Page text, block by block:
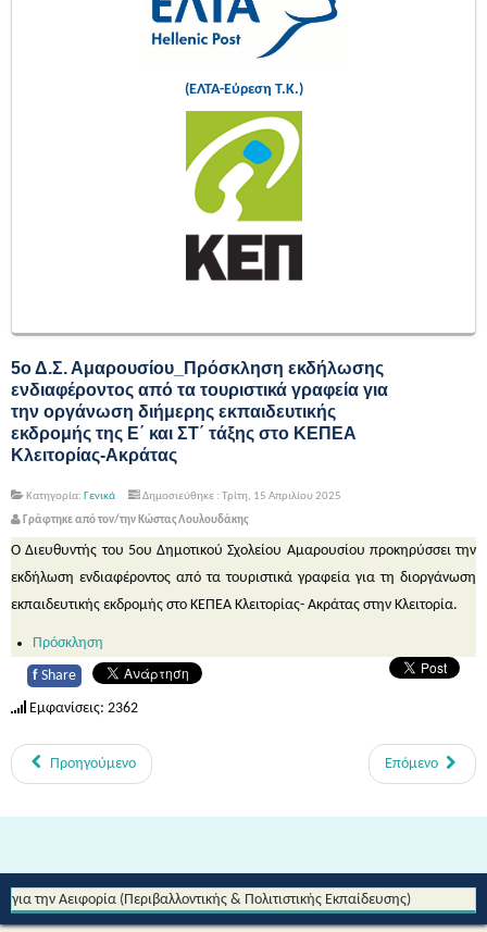
(ΕΛΤΑ-Εύρεση Τ.Κ.)
5ο Δ.Σ. Αμαρουσίου_Πρόσκληση εκδήλωσης
ενδιαφέροντος από τα τουριστικά γραφεία για
την οργάνωση διήμερης εκπαιδευτικής
εκδρομής της Ε΄ και ΣΤ΄ τάξης στο ΚΕΠΕΑ
Κλειτορίας-Ακράτας
Κατηγορία: Γενικά
Δημοσιεύθηκε : Τρίτη, 15 Απριλίου 2025
Γράφτηκε από τον/την Κώστας Λουλουδάκης
Ο Διευθυντής του 5ου Δημοτικού Σχολείου Αμαρουσίου προκηρύσσει την
εκδήλωση ενδιαφέροντος από τα τουριστικά γραφεία για τη διοργάνωση
εκπαιδευτικής εκδρομής στο ΚΕΠΕΑ Κλειτορίας- Ακράτας στην Κλειτορία.
Πρόσκληση
f Share
Εμφανίσεις: 2362
Προηγούμενο Επόμενο
για την Αειφορία (Περιβαλλοντικής & Πολιτιστικής Εκπαίδευσης)